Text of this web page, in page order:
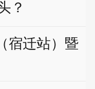
？
宿迁站）暨